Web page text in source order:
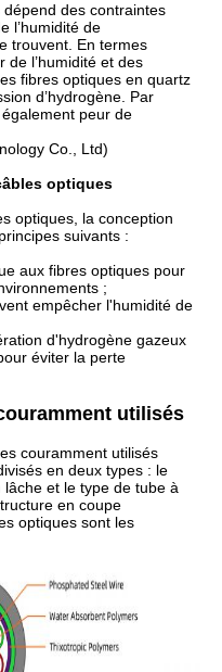
des contraintes
l’humidité de
trouvent. En termes
de l’humidité et des
fibres optiques en quartz
d’hydrogène. Par
peur de
Co., Ltd)
optiques
optiques, la conception
suivants :
aux fibres optiques pour
;
empêcher l'humidité de
d'hydrogène gazeux
éviter la perte
utilisés
couramment utilisés
en deux types : le
et le type de tube à
en coupe
optiques sont les